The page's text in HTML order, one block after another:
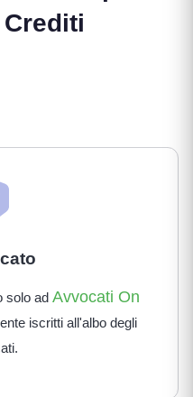
solo ad Avvocati On
iscritti all'albo degli